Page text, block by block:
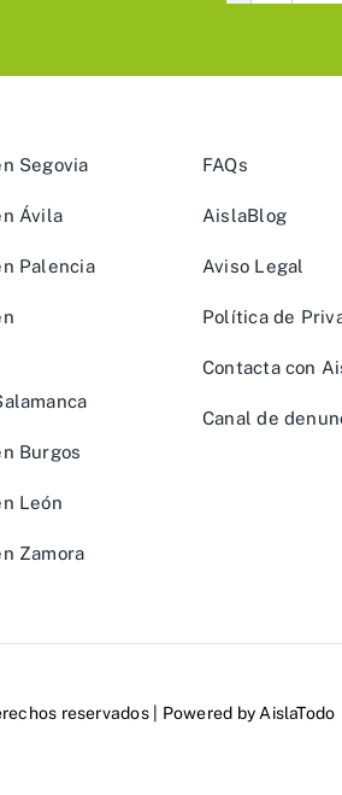
Segovia
Ávila
Palencia
Burgos
León
Zamora
FAQs
AislaBlog
Aviso Legal
Política de
Contacta con
Canal de
reservados | Powered by AislaTodo